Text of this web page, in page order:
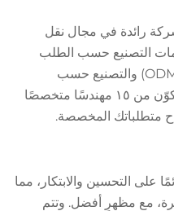
رائدة في مجال نقل
التصنيع حسب الطلب
(OEM) والتصميم حسب الطلب (ODM) والتصنيع حسب
المواصفات (JDM). ولدينا فريق مكوّن من ١٥ مهندسًا متخصصًا
متطلباتك المخصصة.
على التحسين والابتكار، مما
مع مظهرٍ أفضل. وتتم